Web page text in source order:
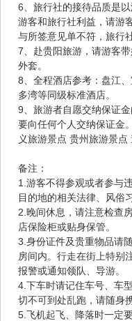
6、旅行社的接待品质是
游客和旅行社利益，请游
与所签意见单不符，旅行
7、赴贵阳旅游，请游客
外套。
8、全程酒店参考：盘江
多湾等同级标准酒店。
9、旅游者自愿交纳保证
要向任何个人交纳保证金
义旅游景点 贵州旅游景
备注：
1.游客不得参观或者参与
目的地的相关法律、风俗
2.晚间休息，请注意检查
店保险柜或贴身保管。
3.身份证件及贵重物品请
房间内。行走在街上特别
报警或通知领队、导游。
4.下车时请记住车号、车
切不可到处乱跑，请随身
5.飞机起飞、降落时一定